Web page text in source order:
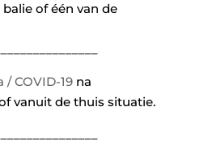
of één van de
/ COVID-19na
vanuit de thuis situatie.